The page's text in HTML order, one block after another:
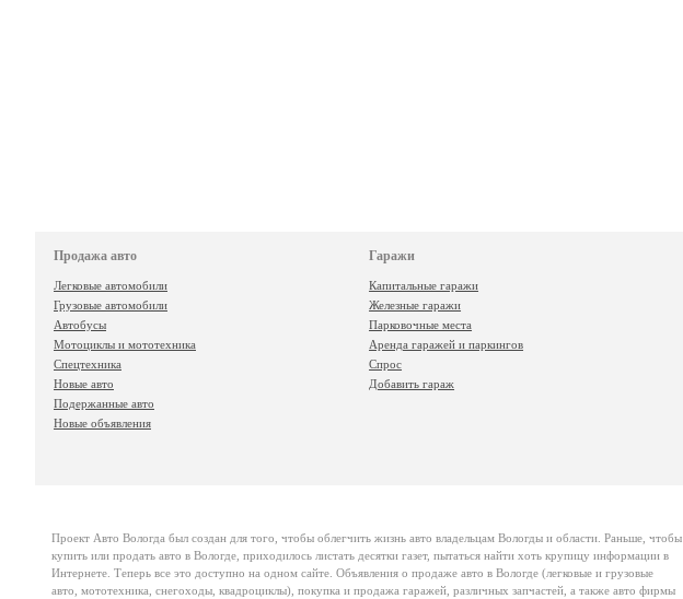
Продажа авто
Легковые автомобили
Грузовые автомобили
Автобусы
Мотоциклы и мототехника
Спецтехника
Новые авто
Подержанные авто
Новые объявления
Гаражи
Капитальные гаражи
Железные гаражи
Парковочные места
Аренда гаражей и паркингов
Спрос
Добавить гараж
Проект Авто Вологда был создан для того, чтобы облегчить жизнь авто владельцам Вологды и области. Раньше, чтобы
купить или продать авто в Вологде, приходилось листать десятки газет, пытаться найти хоть крупицу информации в
Интернете. Теперь все это доступно на одном сайте. Объявления о продаже авто в Вологде (легковые и грузовые
авто, мототехника, снегоходы, квадроциклы), покупка и продажа гаражей, различных запчастей, а также авто фирмы